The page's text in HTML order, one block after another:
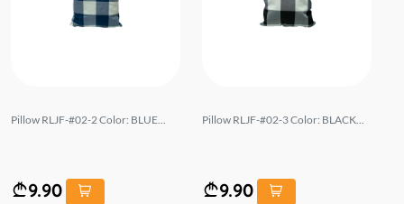
Pillow RLJF-#02-2 Color: BLUE...
9.90
Pillow RLJF-#02-3 Color: BLACK...
9.90